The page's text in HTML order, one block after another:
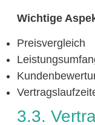
Wichtige
Preisvergleich
3.3.